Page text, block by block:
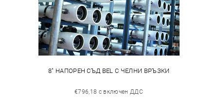
8" НАПОРЕН СЪД BEL С ЧЕЛНИ ВРЪЗКИ
€796,18 с включен ДДС